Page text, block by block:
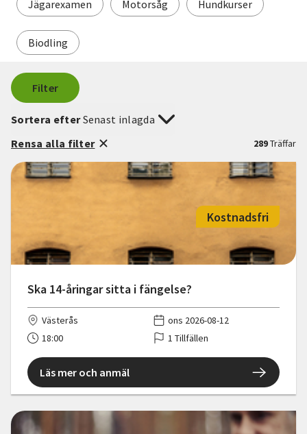
Jägarexamen Motorsåg Hundkurser
Biodling
Filter
289Träffar
Sortera efterSenast inlagda
Rensa alla filter
Ska 14-åringar sitta i fängelse?
Kostnadsfri
Västerås
ons 2026-08-12
18:00
1 Tillfällen
Läs mer och anmäl